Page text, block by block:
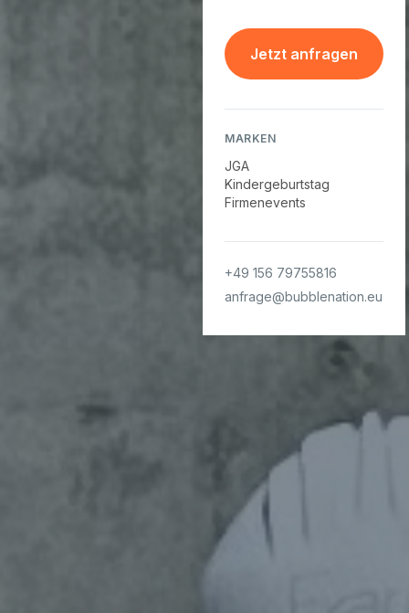
Jetzt anfragen
MARKEN
JGA
Kindergeburtstag
Firmenevents
+49 156 79755816
anfrage@bubblenation.eu